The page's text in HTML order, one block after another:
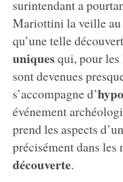
surintendant a
Mariottini la veille au
qu’une telle
uniquesqui, pour les
sont devenues
s’accompagne d’
événement
prend les aspects
précisément dans les
découverte.